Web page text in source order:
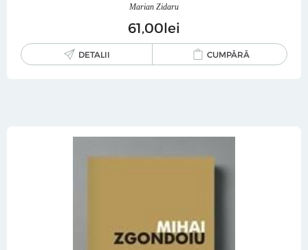
Marian Zidaru
61 00lei
DETALII CUMPĂRĂ